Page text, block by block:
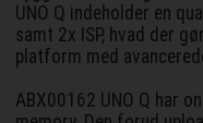
UNO Q indeholder en
samt 2x ISP, hvad der
platform med
ABX00162 UNO Q har